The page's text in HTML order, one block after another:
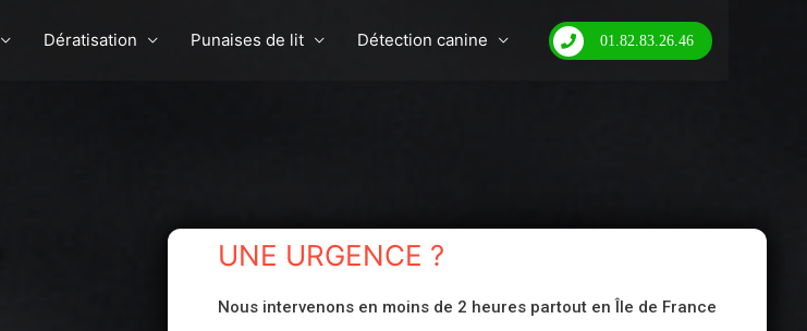
Dératisation Punaises de lit Détection canine 01.82.83.26.46
UNE URGENCE ?
Nous intervenons en moins de 2 heures partout en Île de France